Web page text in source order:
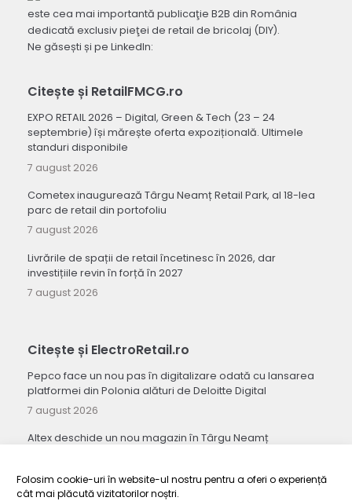
Folosim cookie-uri în website-ul nostru pentru a oferi o experiență
cât mai plăcută vizitatorilor noștri.
este cea mai importantă publicaţie B2B din România
dedicată exclusiv pieţei de retail de bricolaj (DIY).
Ne găsești și pe LinkedIn:
Citește și RetailFMCG.ro
EXPO RETAIL 2026 – Digital, Green & Tech (23 – 24
septembrie) își mărește oferta expozițională. Ultimele
standuri disponibile
7 august 2026
Cometex inaugurează Târgu Neamț Retail Park, al 18-lea
parc de retail din portofoliu
7 august 2026
Livrările de spații de retail încetinesc în 2026, dar
investițiile revin în forță în 2027
7 august 2026
Citește și ElectroRetail.ro
Pepco face un nou pas în digitalizare odată cu lansarea
platformei din Polonia alături de Deloitte Digital
7 august 2026
Altex deschide un nou magazin în Târgu Neamț
Seria Galaxy Z de la Samsung stabilește un record pentru